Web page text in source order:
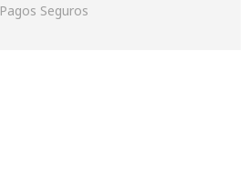
Pagos Seguros